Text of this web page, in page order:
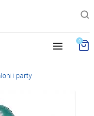
0
i party